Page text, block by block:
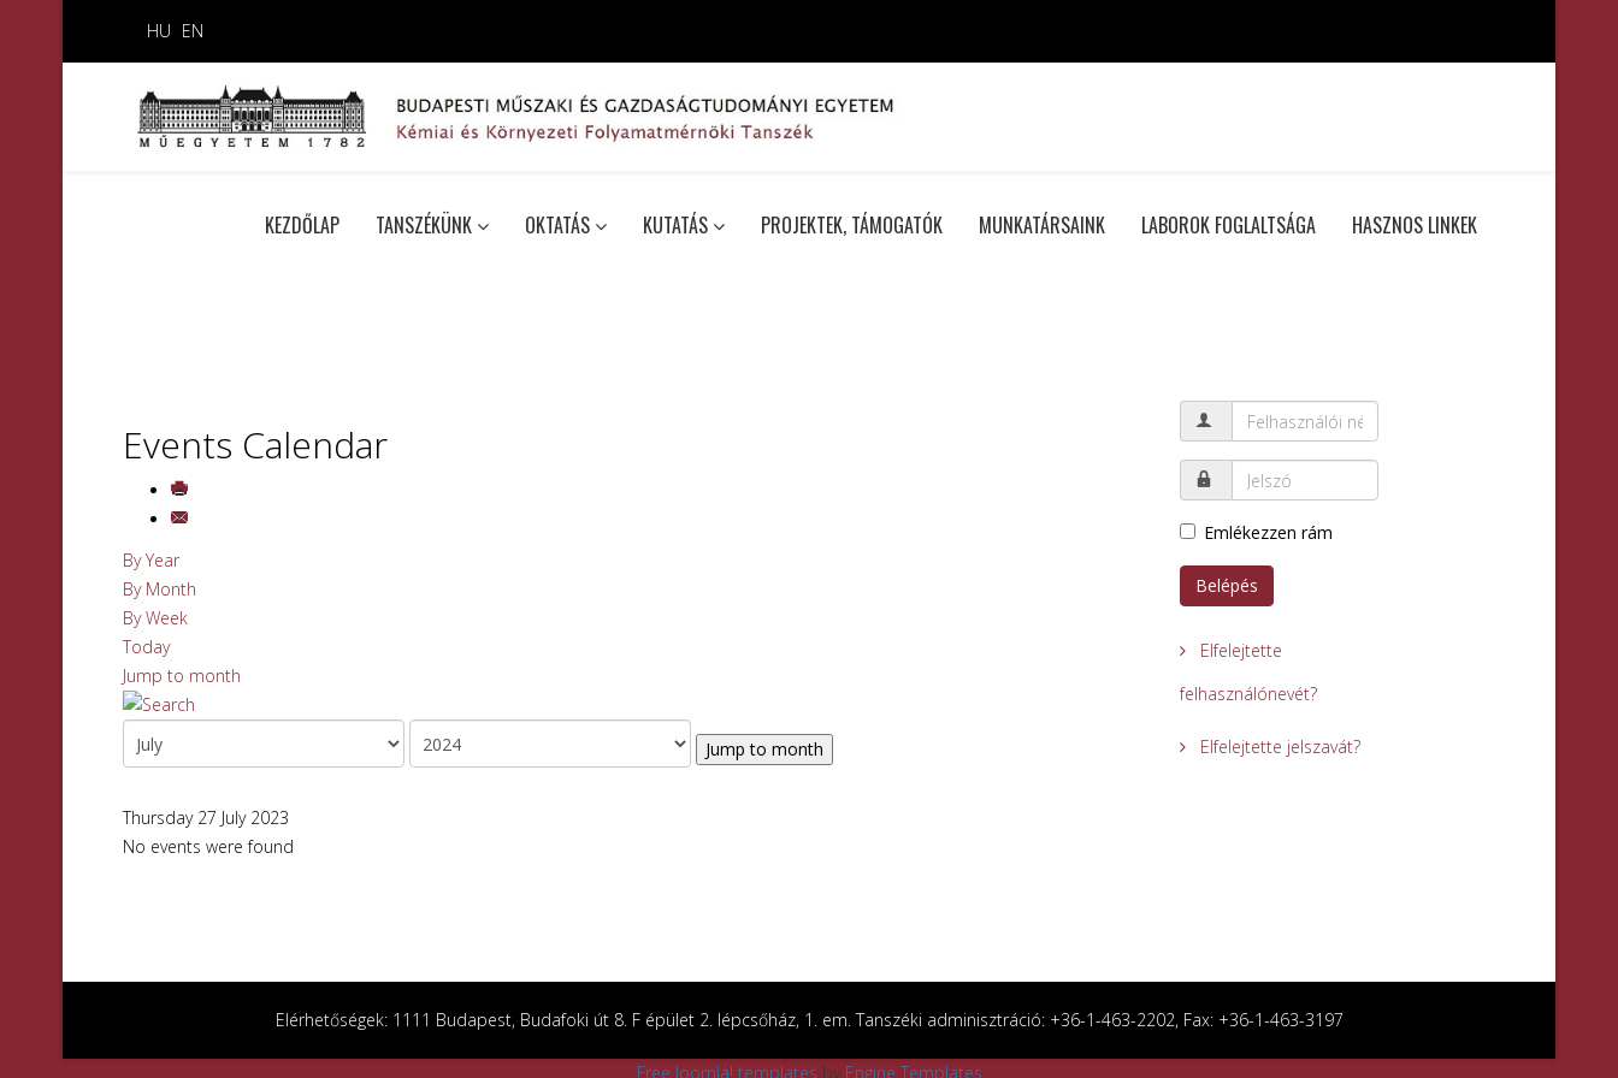
HU EN
KEZDŐLAP TANSZÉKÜNK OKTATÁS KUTATÁS PROJEKTEK, TÁMOGATÓK MUNKATÁRSAINK LABOROK FOGLALTSÁGA HASZNOS LINKEK
Events Calendar
By Year
By Month
By Week
Today
Jump to month
Jump to month
Thursday 27 July 2023
No events were found
Emlékezzen rám
Belépés
Elfelejtette
felhasználónevét?
Elfelejtette jelszavát?
Elérhetőségek: 1111 Budapest, Budafoki út 8. F épület 2. lépcsőház, 1. em. Tanszéki adminisztráció: +36-1-463-2202, Fax: +36-1-463-3197
Free Joomla! templates by Engine Templates